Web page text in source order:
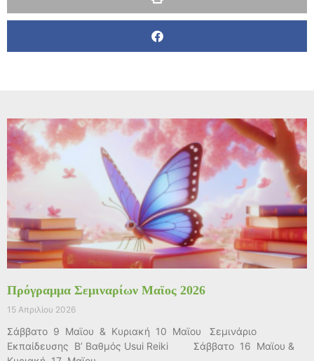
Πρόγραμμα Σεμιναρίων Μαϊος 2026
15 Απριλίου 2026
Σάββατο 9 Μαϊου & Κυριακή 10 Μαϊου Σεμινάριο
Εκπαίδευσης Β’ Βαθμός Usui Reiki Σάββατο 16 Μαϊου &